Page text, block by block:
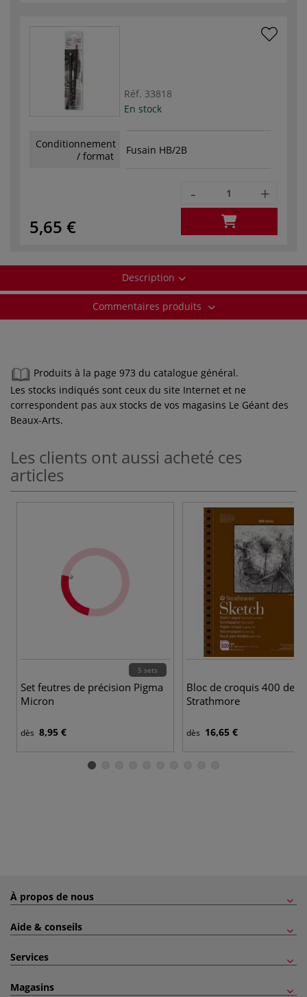
Réf. 33818
En stock
Conditionnement
/ format
Fusain HB/2B
5,65 €
- +
Description
Commentaires produits
Produits à la page 973 du catalogue général.
Les stocks indiqués sont ceux du site Internet et ne
correspondent pas aux stocks de vos magasins Le Géant des
Beaux-Arts.
Les clients ont aussi acheté ces
articles
5 sets
Set feutres de précision Pigma
Micron
dès 8,95 €
Bloc de croquis 400 de
Strathmore
dès 16,65 €
À propos de nous
Aide & conseils
Services
Magasins